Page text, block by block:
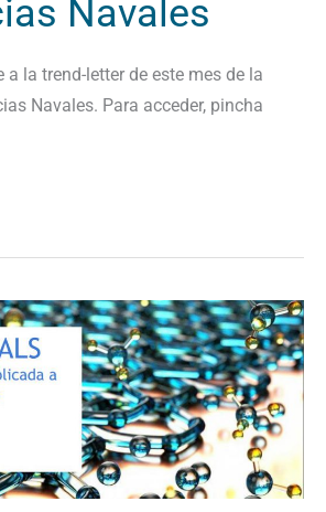
Navales
la trend-letter de este mes de la
Navales. Para acceder, pincha